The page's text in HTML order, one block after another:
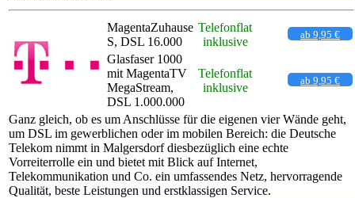
MagentaZuhause
S, DSL 16.000
Telefonflat
inklusive
ab 9,95 €
Glasfaser 1000
mit MagentaTV
MegaStream,
DSL 1.000.000
Telefonflat
inklusive
ab 9,95 €
Ganz gleich, ob es um Anschlüsse für die eigenen vier Wände geht,
um DSL im gewerblichen oder im mobilen Bereich: die Deutsche
Telekom nimmt in Malgersdorf diesbezüglich eine echte
Vorreiterrolle ein und bietet mit Blick auf Internet,
Telekommunikation und Co. ein umfassendes Netz, hervorragende
Qualität, beste Leistungen und erstklassigen Service.